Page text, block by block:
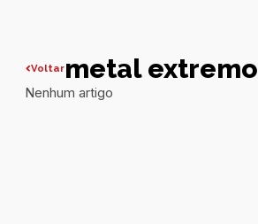
Voltarmetal extremo
Nenhum artigo